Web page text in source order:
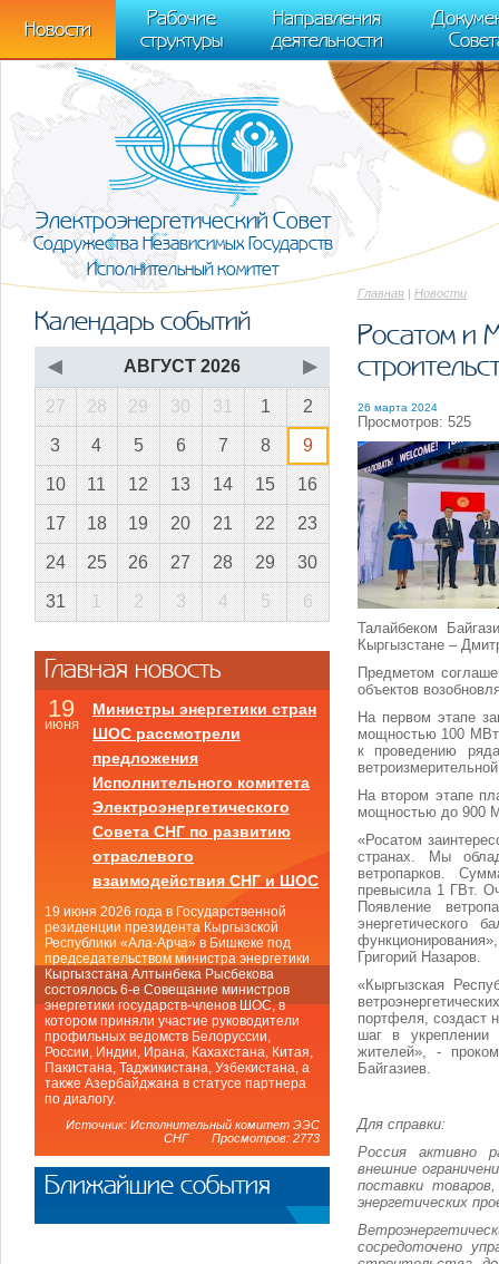
m[i].l=1*new Date(); for (var j = 0; j < document.scripts.length; j++) {if
[0],k.async=1,k.src=r,a.parentNode.insertBefore(k,a)}) (window,
trackLinks:true, accurateTrackBounce:true });
Новости
Рабочие
структуры
Направления
деятельности
Электроэнергетический Совет
Содружества Независимых Государств
Исполнительный комитет
Главная | Новости
Росатом и
26 марта 2024
Просмотров: 525
Талайбеком
Кыргызстане –
Предметом
объектов
На первом этапе
мощностью 100 МВт
к проведению
На втором этапе
мощностью до 900
«Росатом
странах. Мы
ветропарков.
превысила 1 ГВт.
Появление
энергетического
Григорий Назаров.
«Кыргызская
портфеля, создаст
шаг в укреплении
жителей», -
Байгазиев.
Для справки:
Россия активно
внешние
поставки
энергетических
сосредоточено
Календарь событий
◀ АВГУСТ 2026 ▶
27 28 29 30 31 1 2
3 4 5 6 7 8 9
10 11 12 13 14 15 16
17 18 19 20 21 22 23
24 25 26 27 28 29 30
31 1 2 3 4 5 6
Главная новость
19
июня
Министры энергетики стран
ШОС рассмотрели
предложения
Исполнительного комитета
Электроэнергетического
Совета СНГ по развитию
отраслевого
взаимодействия СНГ и ШОС
19 июня 2026 года в Государственной
резиденции президента Кыргызской
Республики «Ала-Арча» в Бишкеке под
председательством министра энергетики
Кыргызстана Алтынбека Рысбекова
состоялось 6-е Совещание министров
энергетики государств-членов ШОС, в
котором приняли участие руководители
профильных ведомств Белоруссии,
России, Индии, Ирана, Кахахстана, Китая,
Пакистана, Таджикистана, Узбекистана, а
также Азербайджана в статусе партнера
по диалогу.
Источник: Исполнительный комитет ЭЭС
СНГ Просмотров: 2773
Ближайшие события